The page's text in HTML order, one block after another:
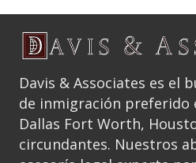
Davis & Associates es el
de inmigración preferido
Dallas Fort Worth,
circundantes. Nuestros